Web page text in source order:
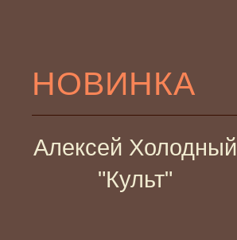
НОВИНКА
Алексей Холодный
"Культ"